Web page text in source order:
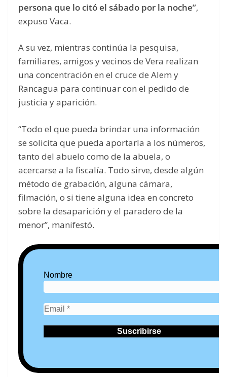
persona que lo citó el sábado por la noche”,
expuso Vaca.
A su vez, mientras continúa la pesquisa,
familiares, amigos y vecinos de Vera realizan
una concentración en el cruce de Alem y
Rancagua para continuar con el pedido de
justicia y aparición.
“Todo el que pueda brindar una información
se solicita que pueda aportarla a los números,
tanto del abuelo como de la abuela, o
acercarse a la fiscalía. Todo sirve, desde algún
método de grabación, alguna cámara,
filmación, o si tiene alguna idea en concreto
sobre la desaparición y el paradero de la
menor”, manifestó.
Nombre